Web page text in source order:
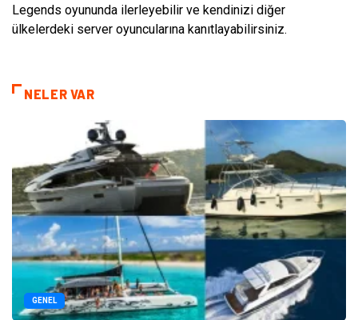
Legends oyununda ilerleyebilir ve kendinizi diğer
ülkelerdeki server oyuncularına kanıtlayabilirsiniz.
NELER VAR
GENEL